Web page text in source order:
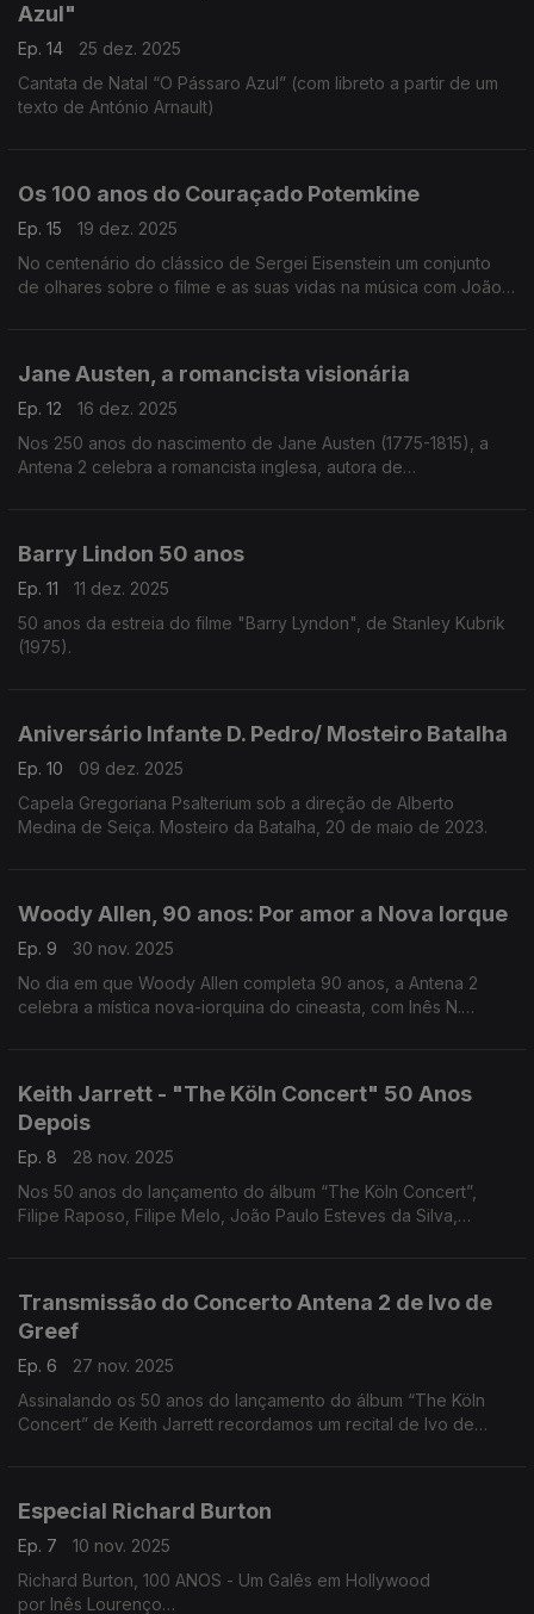
Azul"
Ep. 14
25 dez. 2025
Cantata de Natal “O Pássaro Azul” (com libreto a partir de um
texto de António Arnault)
Os 100 anos do Couraçado Potemkine
Ep. 15
19 dez. 2025
No centenário do clássico de Sergei Eisenstein um conjunto
de olhares sobre o filme e as suas vidas na música com João
Jane Austen, a romancista visionária
Ep. 12
16 dez. 2025
Nos 250 anos do nascimento de Jane Austen (1775-1815), a
Antena 2 celebra a romancista inglesa, autora de
Barry Lindon 50 anos
Ep. 11
11 dez. 2025
50 anos da estreia do filme "Barry Lyndon", de Stanley Kubrik
(1975).
Aniversário Infante D. Pedro/ Mosteiro Batalha
Ep. 10
09 dez. 2025
Capela Gregoriana Psalterium sob a direção de Alberto
Medina de Seiça. Mosteiro da Batalha, 20 de maio de 2023.
Woody Allen, 90 anos: Por amor a Nova Iorque
Ep. 9
30 nov. 2025
No dia em que Woody Allen completa 90 anos, a Antena 2
celebra a mística nova-iorquina do cineasta, com Inês N.
Keith Jarrett - "The Köln Concert" 50 Anos
Depois
Ep. 8
28 nov. 2025
Nos 50 anos do lançamento do álbum “The Köln Concert”,
Filipe Raposo, Filipe Melo, João Paulo Esteves da Silva,
Transmissão do Concerto Antena 2 de Ivo de
Greef
Ep. 6
27 nov. 2025
Assinalando os 50 anos do lançamento do álbum “The Köln
Concert” de Keith Jarrett recordamos um recital de Ivo de
Especial Richard Burton
Ep. 7
10 nov. 2025
Richard Burton, 100 ANOS - Um Galês em Hollywood
por Inês Lourenço